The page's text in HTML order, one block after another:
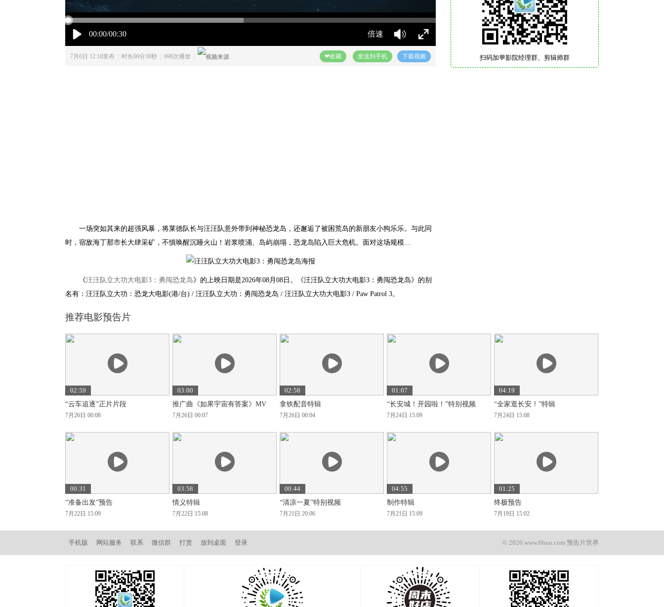
00:00/00:30 倍速
❤收藏 发送到手机 下载视频
7月6日 12:18发布 时长00分30秒 698次播放
一场突如其来的超强风暴，将莱德队长与汪汪队意外带到神秘恐龙岛，还邂逅了被困荒岛的新朋友小狗乐乐。与此同
时，宿敌海丁那市长大肆采矿，不慎唤醒沉睡火山！岩浆喷涌、岛屿崩塌，恐龙岛陷入巨大危机。面对这场规模...
《汪汪队立大功大电影3：勇闯恐龙岛》的上映日期是2026年08月08日。《汪汪队立大功大电影3：勇闯恐龙岛》的别
名有：汪汪队立大功：恐龙大电影(港/台) / 汪汪队立大功：勇闯恐龙岛 / 汪汪队立大功大电影3 / Paw Patrol 3。
扫码加💬影院经理群、剪辑师群
推荐电影预告片
02:59
“云车追逐”正片片段
7月26日 00:08
03:00
推广曲《如果宇宙有答案》MV
7月26日 00:07
02:58
拿铁配音特辑
7月26日 00:04
01:07
“长安城！开园啦！”特别视频
7月24日 15:09
04:19
“全家逛长安！”特辑
7月24日 15:08
00:31
“准备出发”预告
7月22日 15:09
03:58
情义特辑
7月22日 15:08
00:44
“清凉一夏”特别视频
7月21日 20:06
04:55
制作特辑
7月21日 15:09
01:25
终极预告
7月19日 15:02
手机版 网站服务 联系 微信群 打赏 放到桌面 登录 © 2026 www.6huo.com 预告片世界